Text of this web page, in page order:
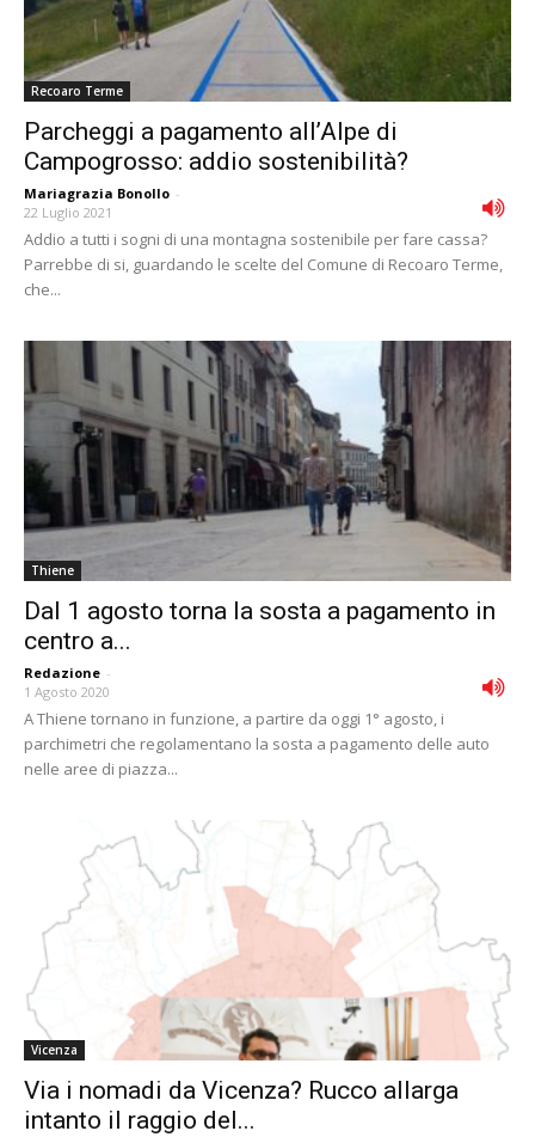
Recoaro Terme
Parcheggi a pagamento all’Alpe di
Campogrosso: addio sostenibilità?
Mariagrazia Bonollo -
22 Luglio 2021
Addio a tutti i sogni di una montagna sostenibile per fare cassa?
Parrebbe di si, guardando le scelte del Comune di Recoaro Terme,
che...
Thiene
Dal 1 agosto torna la sosta a pagamento in
centro a...
Redazione -
1 Agosto 2020
A Thiene tornano in funzione, a partire da oggi 1° agosto, i
parchimetri che regolamentano la sosta a pagamento delle auto
nelle aree di piazza...
Vicenza
Via i nomadi da Vicenza? Rucco allarga
intanto il raggio del...